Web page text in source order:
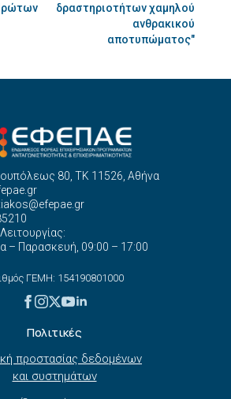
δραστηριοτήτων χαμηλού
ανθρακικού
αποτυπώματος"
80, ΤΚ 11526, Αθήνα
– Παρασκευή, 09:00 – 17:00
ΓΕΜΗ: 154190801000
Πολιτικές
προστασίας δεδομένων
και συστημάτων